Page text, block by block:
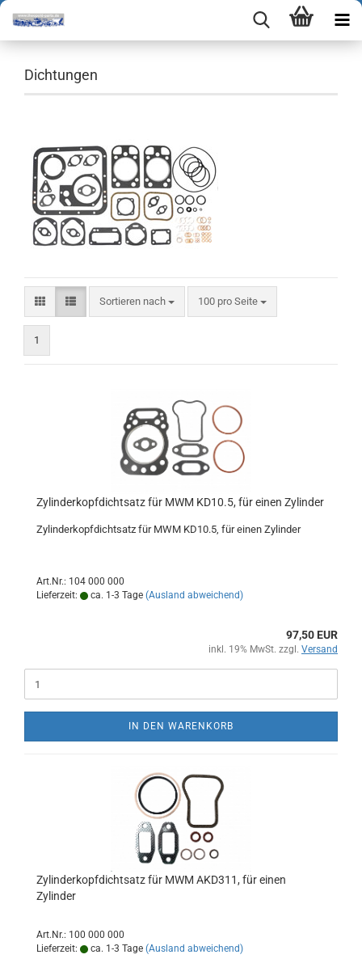
Dichtungen
Sortieren nach
Sortieren nach 100 pro Seite
pro Seite
1
Zylinderkopfdichtsatz für MWM KD10.5, für einen Zylinder
Zylinderkopfdichtsatz für MWM KD10.5, für einen Zylinder
Art.Nr.: 104 000 000
Lieferzeit:
ca. 1-3 Tage (Ausland abweichend)
97,50 EUR
inkl. 19% MwSt. zzgl. Versand
IN DEN WARENKORB
Zylinderkopfdichtsatz für MWM AKD311, für einen
Zylinder
Art.Nr.: 100 000 000
Lieferzeit:
ca. 1-3 Tage (Ausland abweichend)